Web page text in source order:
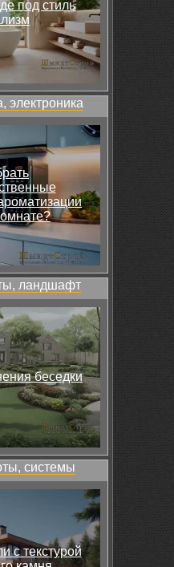
под стиль
электроника
ландшафт
беседки
системы
с текстурой